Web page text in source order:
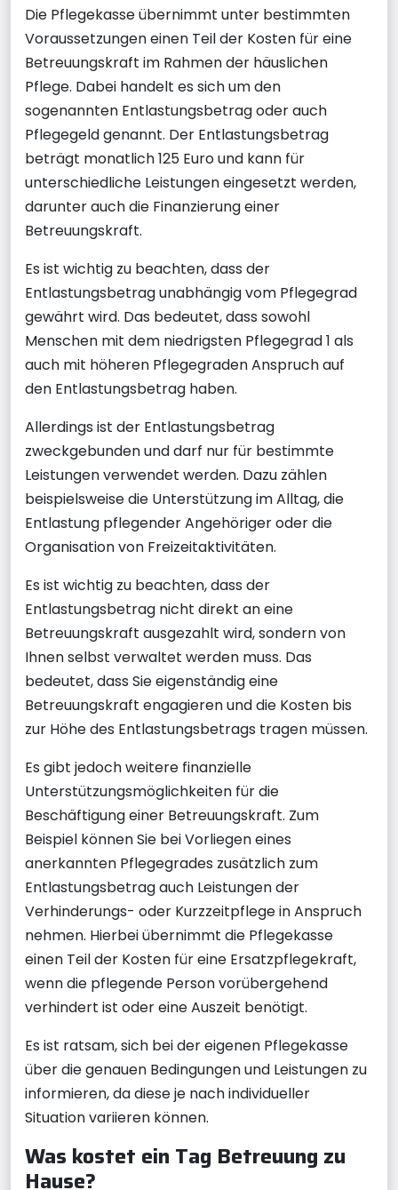
Die Pflegekasse übernimmt unter bestimmten
Voraussetzungen einen Teil der Kosten für eine
Betreuungskraft im Rahmen der häuslichen
Pflege. Dabei handelt es sich um den
sogenannten Entlastungsbetrag oder auch
Pflegegeld genannt. Der Entlastungsbetrag
beträgt monatlich 125 Euro und kann für
unterschiedliche Leistungen eingesetzt werden,
darunter auch die Finanzierung einer
Betreuungskraft.
Es ist wichtig zu beachten, dass der
Entlastungsbetrag unabhängig vom Pflegegrad
gewährt wird. Das bedeutet, dass sowohl
Menschen mit dem niedrigsten Pflegegrad 1 als
auch mit höheren Pflegegraden Anspruch auf
den Entlastungsbetrag haben.
Allerdings ist der Entlastungsbetrag
zweckgebunden und darf nur für bestimmte
Leistungen verwendet werden. Dazu zählen
beispielsweise die Unterstützung im Alltag, die
Entlastung pflegender Angehöriger oder die
Organisation von Freizeitaktivitäten.
Es ist wichtig zu beachten, dass der
Entlastungsbetrag nicht direkt an eine
Betreuungskraft ausgezahlt wird, sondern von
Ihnen selbst verwaltet werden muss. Das
bedeutet, dass Sie eigenständig eine
Betreuungskraft engagieren und die Kosten bis
zur Höhe des Entlastungsbetrags tragen müssen.
Es gibt jedoch weitere finanzielle
Unterstützungsmöglichkeiten für die
Beschäftigung einer Betreuungskraft. Zum
Beispiel können Sie bei Vorliegen eines
anerkannten Pflegegrades zusätzlich zum
Entlastungsbetrag auch Leistungen der
Verhinderungs- oder Kurzzeitpflege in Anspruch
nehmen. Hierbei übernimmt die Pflegekasse
einen Teil der Kosten für eine Ersatzpflegekraft,
wenn die pflegende Person vorübergehend
verhindert ist oder eine Auszeit benötigt.
Es ist ratsam, sich bei der eigenen Pflegekasse
über die genauen Bedingungen und Leistungen zu
informieren, da diese je nach individueller
Situation variieren können.
Was kostet ein Tag Betreuung zu
Hause?